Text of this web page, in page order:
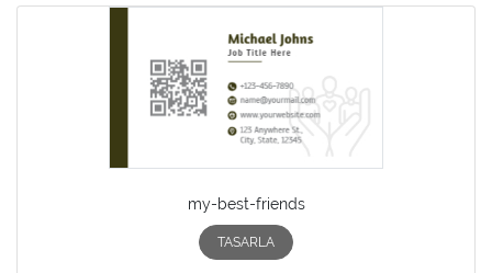
my-best-friends
TASARLA